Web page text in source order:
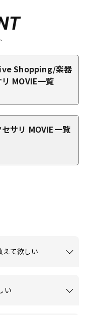
Shopping/楽器
MOVIE一覧
サリ MOVIE一覧
て欲しい
い